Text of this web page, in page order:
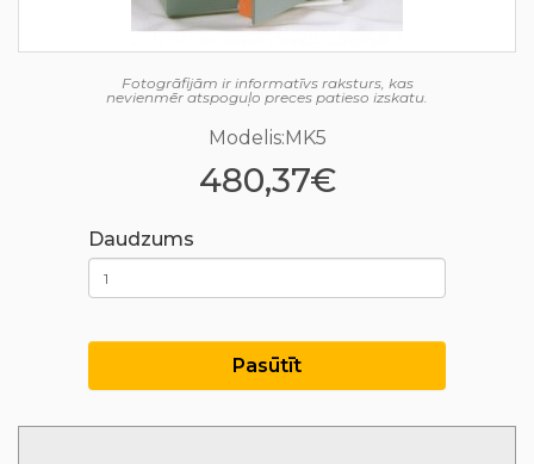
Fotogrāfijām ir informatīvs raksturs, kas
nevienmēr atspoguļo preces patieso izskatu.
Modelis:MK5
480,37€
Daudzums
Pasūtīt